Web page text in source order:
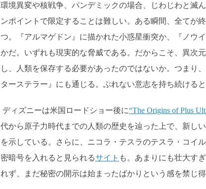
環境異変や核戦争、パンデミックの場合、じわじわと滅
ンポイントで限定することは難しい。ある瞬間、全てが
つ。『アルマゲドン』に描かれた小惑星衝突か、『ノウ
かだ。いずれも現実的な脅威である。だからこそ、異次
し、人類を保存する必要があったのではないか。つまり
ターステラー』にも通じる。ぶれない意志を持ち続ける
ディズニーは米国ロードショー後に“The Origins of Plus
代から原子力時代までの人類の歴史を辿った上で、新し
を示している。さらに、ニコラ・テスラのテスラ・コイ
密暗号を入れると見られるサイト も。あまりにも壮大す
れず、まだ秘密の開示は始まったばかりという感を禁じ得